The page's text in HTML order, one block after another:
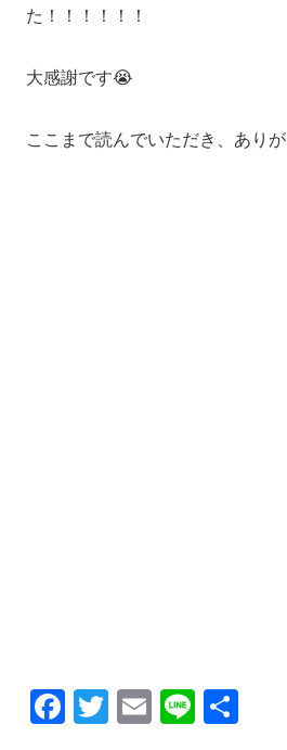
た！！！！！！
大感謝です😭
ここまで読んでいただき、ありが
F T E Li